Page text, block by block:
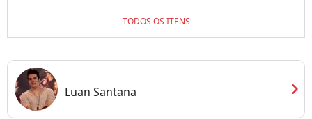
TODOS OS ITENS
Luan Santana chevron_right